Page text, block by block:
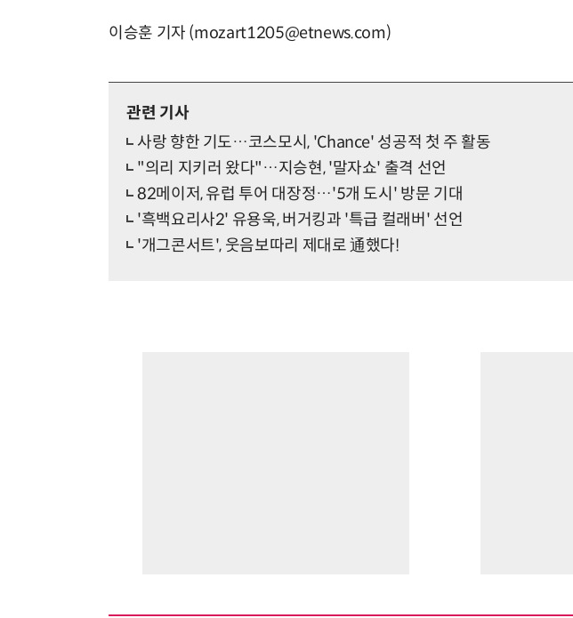
이승훈 기자 (mozart1205@etnews.com)
관련 기사
사랑 향한 기도…코스모시, 'Chance' 성공적 첫 주 활동
"의리 지키러 왔다"…지승현, '말자쇼' 출격 선언
82메이저, 유럽 투어 대장정…'5개 도시' 방문 기대
'흑백요리사2' 유용욱, 버거킹과 '특급 컬래버' 선언
'개그콘서트', 웃음보따리 제대로 通했다!